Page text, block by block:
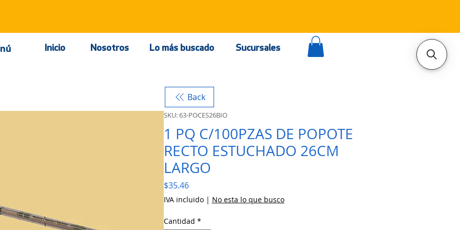
Inicio Nosotros Lo más buscado Sucursales
Back
SKU: 63-POCES26BIO
1 PQ C/100PZAS DE POPOTE
RECTO ESTUCHADO 26CM
LARGO
$35.46Precio
IVA incluido| No esta lo que busco
Cantidad *